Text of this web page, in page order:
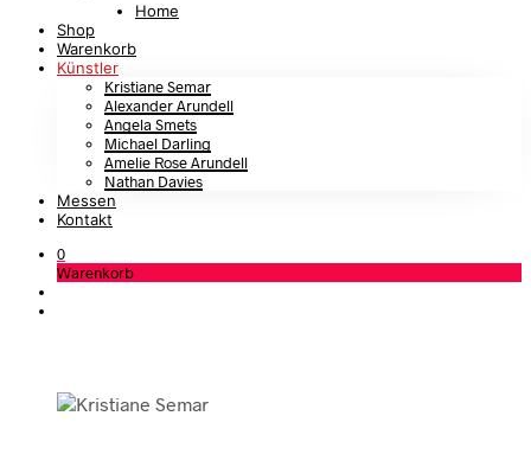
Home
Shop
Warenkorb
Künstler
Kristiane Semar
Alexander Arundell
Angela Smets
Michael Darling
Amelie Rose Arundell
Nathan Davies
Messen
Kontakt
0
Warenkorb